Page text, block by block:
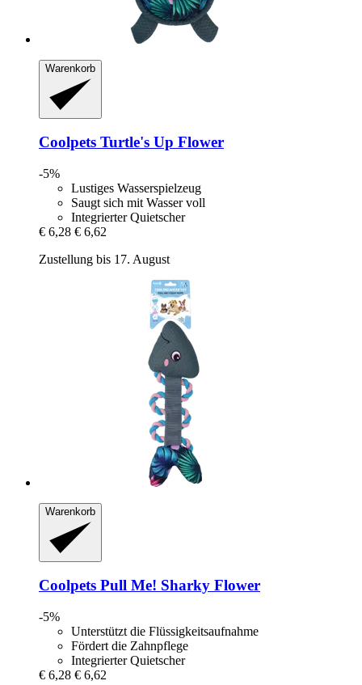
Warenkorb
Coolpets Turtle's Up Flower
-5%
Lustiges Wasserspielzeug
Saugt sich mit Wasser voll
Integrierter Quietscher
€ 6,28 € 6,62
Zustellung bis 17. August
Warenkorb
Coolpets Pull Me! Sharky Flower
-5%
Unterstützt die Flüssigkeitsaufnahme
Fördert die Zahnpflege
Integrierter Quietscher
€ 6,28 € 6,62